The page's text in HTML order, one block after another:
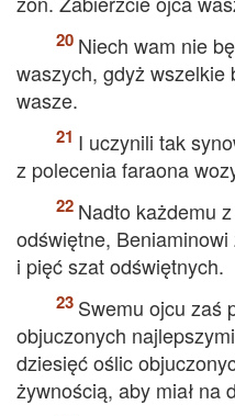
Niech wam nie
waszych, gdyż wszelkie
wasze.
I uczynili tak
z polecenia faraona
Nadto każdemu
odświętne,
i pięć szat odświętnych.
Swemu ojcu zaś
objuczonych
dziesięć oślic
żywnością, aby miał na